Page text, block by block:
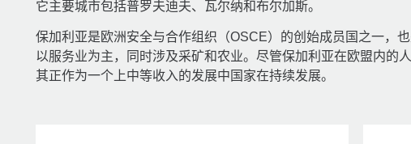
它主要城市包括普罗夫迪夫、瓦尔纳和布尔加斯。
保加利亚是欧洲安全与合作组织（OSCE）的创始成员国之一，
以服务业为主，同时涉及采矿和农业。尽管保加利亚在欧盟内的
其正作为一个上中等收入的发展中国家在持续发展。